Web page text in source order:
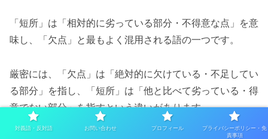
「短所」は「相対的に劣っている部分・不得意な点」を意
味し、「欠点」と最もよく混用される語の一つです。
厳密には、「欠点」は「絶対的に欠けている・不足してい
る部分」を指し、「短所」は「他と比べて劣っている・得
意でない部分」を指すという違いがあります。
対義語・反対語 お問い合わせ プロフィール
プライバシーポリシー・免
責事項